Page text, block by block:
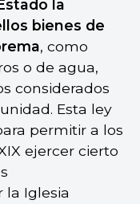
la
bienes de
, como
o de agua,
considerados
Esta ley
permitir a los
ejercer cierto
Iglesia